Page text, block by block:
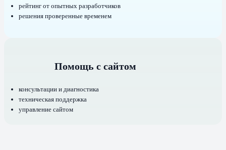
рейтинг от опытных разработчиков
решения проверенные временем
Помощь с сайтом
консультации и диагностика
техническая поддержка
управление сайтом